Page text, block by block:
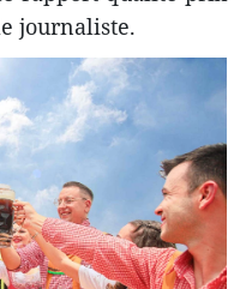
journaliste.